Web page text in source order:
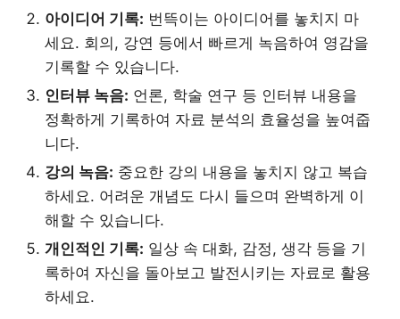
아이디어 기록: 번뜩이는 아이디어를 놓치지 마
세요. 회의, 강연 등에서 빠르게 녹음하여 영감을
기록할 수 있습니다.
인터뷰 녹음: 언론, 학술 연구 등 인터뷰 내용을
정확하게 기록하여 자료 분석의 효율성을 높여줍
니다.
강의 녹음: 중요한 강의 내용을 놓치지 않고 복습
하세요. 어려운 개념도 다시 들으며 완벽하게 이
해할 수 있습니다.
개인적인 기록: 일상 속 대화, 감정, 생각 등을 기
록하여 자신을 돌아보고 발전시키는 자료로 활용
하세요.